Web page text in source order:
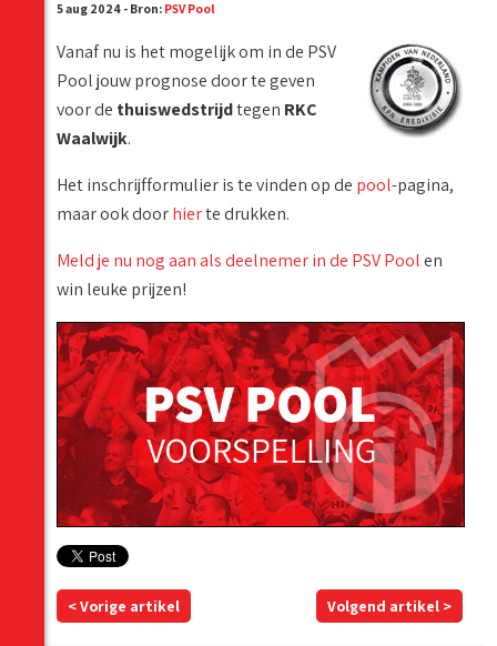
5 aug 2024 - Bron: PSV Pool
Vanaf nu is het mogelijk om in de PSV
Pool jouw prognose door te geven
voor de thuiswedstrijdtegen RKC
Waalwijk.
Het inschrijfformulier is te vinden op de pool-pagina,
maar ook doorhierte drukken.
Meld je nu nog aan als deelnemer in de PSV Poolen
win leuke prijzen!
< Vorige artikel Volgend artikel >